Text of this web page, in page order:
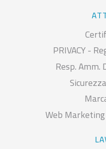
PRIVACY -
Resp. Amm.
Web